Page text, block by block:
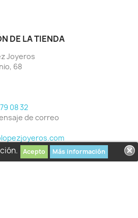
Acepto Más información
DE LA TIENDA
Joyeros
68
08 32
de correo